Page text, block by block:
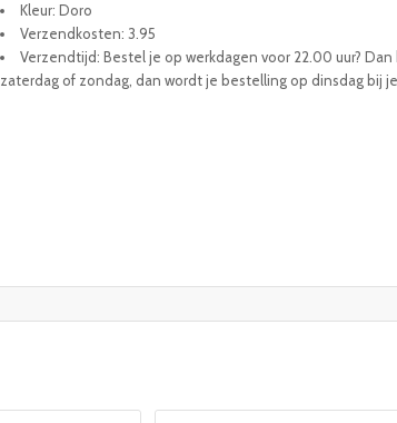
Kleur: Doro
Verzendkosten: 3.95
Verzendtijd: Bestel je op werkdagen voor 22.00 uur?
zaterdag of zondag, dan wordt je bestelling op dinsdag bij